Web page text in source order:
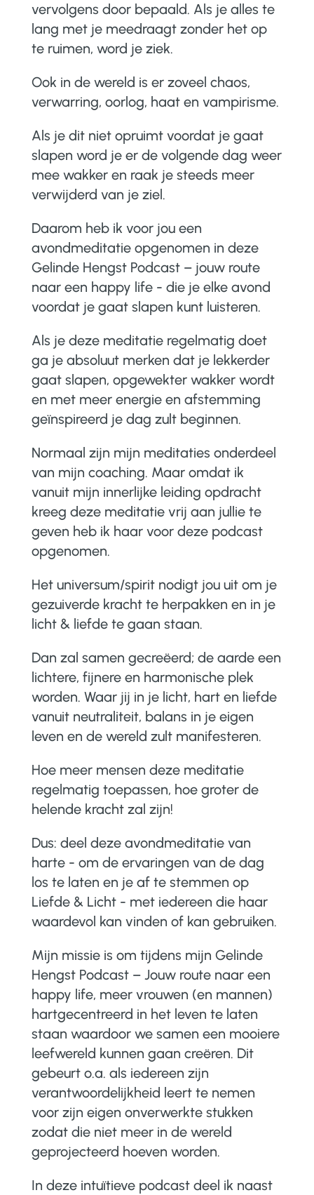
vervolgens door bepaald. Als je alles te
lang met je meedraagt zonder het op
te ruimen, word je ziek.
Ook in de wereld is er zoveel chaos,
verwarring, oorlog, haat en vampirisme.
Als je dit niet opruimt voordat je gaat
slapen word je er de volgende dag weer
mee wakker en raak je steeds meer
verwijderd van je ziel.
Daarom heb ik voor jou een
avondmeditatie opgenomen in deze
Gelinde Hengst Podcast – jouw route
naar een happy life - die je elke avond
voordat je gaat slapen kunt luisteren.
Als je deze meditatie regelmatig doet
ga je absoluut merken dat je lekkerder
gaat slapen, opgewekter wakker wordt
en met meer energie en afstemming
geïnspireerd je dag zult beginnen.
Normaal zijn mijn meditaties onderdeel
van mijn coaching. Maar omdat ik
vanuit mijn innerlijke leiding opdracht
kreeg deze meditatie vrij aan jullie te
geven heb ik haar voor deze podcast
opgenomen.
Het universum/spirit nodigt jou uit om je
gezuiverde kracht te herpakken en in je
licht & liefde te gaan staan.
Dan zal samen gecreëerd; de aarde een
lichtere, fijnere en harmonische plek
worden. Waar jij in je licht, hart en liefde
vanuit neutraliteit, balans in je eigen
leven en de wereld zult manifesteren.
Hoe meer mensen deze meditatie
regelmatig toepassen, hoe groter de
helende kracht zal zijn!
Dus: deel deze avondmeditatie van
harte - om de ervaringen van de dag
los te laten en je af te stemmen op
Liefde & Licht - met iedereen die haar
waardevol kan vinden of kan gebruiken.
Mijn missie is om tijdens mijn Gelinde
Hengst Podcast – Jouw route naar een
happy life, meer vrouwen (en mannen)
hartgecentreerd in het leven te laten
staan waardoor we samen een mooiere
leefwereld kunnen gaan creëren. Dit
gebeurt o.a. als iedereen zijn
verantwoordelijkheid leert te nemen
voor zijn eigen onverwerkte stukken
zodat die niet meer in de wereld
geprojecteerd hoeven worden.
In deze intuïtieve podcast deel ik naast